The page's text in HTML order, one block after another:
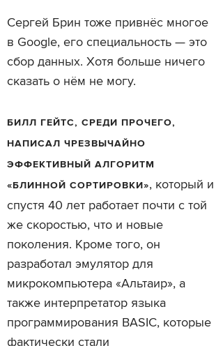
Сергей Брин тоже привнёс многое
в Google, его специальность — это
сбор данных. Хотя больше ничего
сказать о нём не могу.
БИЛЛ ГЕЙТС, СРЕДИ ПРОЧЕГО,
НАПИСАЛ ЧРЕЗВЫЧАЙНО
ЭФФЕКТИВНЫЙ АЛГОРИТМ
«БЛИННОЙ СОРТИРОВКИ», который и
спустя 40 лет работает почти с той
же скоростью, что и новые
поколения. Кроме того, он
разработал эмулятор для
микрокомпьютера «Альтаир», а
также интерпретатор языка
программирования BASIC, которые
фактически стали